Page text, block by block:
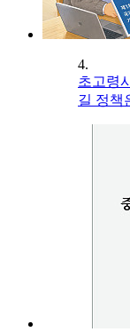
4.
초고령
길 정책